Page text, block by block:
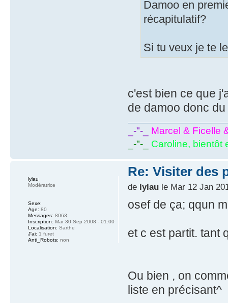
Damoo en
récapitulatif?
Si tu veux je te
c'est bien ce que
de damoo donc
_-"-_
Marcel & Ficelle
_-"-_
Caroline, bientôt
Re: Visiter des
de lylaule Mar 12 Jan
osef de ça; qqun
et c est partit. tant
Ou bien , on
liste en précisant^
lylau
Modératrice
Sexe:
Age: 80
Messages: 8063
Inscription: Mar 30 Sep 2008 - 01:00
Localisation: Sarthe
J'ai: 1 furet
Anti_Robots: non